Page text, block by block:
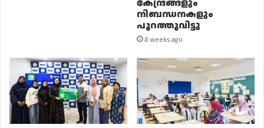
കേന്ദ്രങ്ങളും
നിബന്ധനകളും
പുറത്തുവിട്ടു
4 weeks ago